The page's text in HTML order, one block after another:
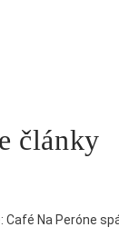
články
Na Peróne